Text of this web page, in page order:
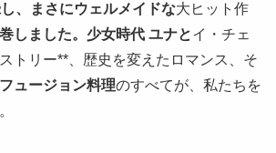
、まさにウェルメイドな大ヒット作
しました。少女時代 ユナとイ・チェ
トリー**、歴史を変えたロマンス、そ
フュージョン料理のすべてが、私たちを